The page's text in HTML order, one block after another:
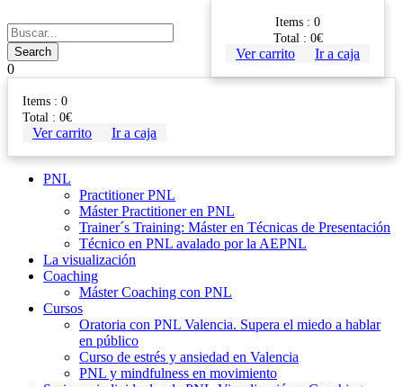
0
Items : 0
Total : 0€
Ver carrito Ir a caja
PNL
Practitioner PNL
Máster Practitioner en PNL
Trainer´s Training: Máster en Técnicas de Presentación
Técnico en PNL avalado por la AEPNL
La visualización
Coaching
Máster Coaching con PNL
Cursos
Oratoria con PNL Valencia. Supera el miedo a hablar
en público
Curso de estrés y ansiedad en Valencia
PNL y mindfulness en movimiento
Items : 0
Total : 0€
Ver carrito Ir a caja